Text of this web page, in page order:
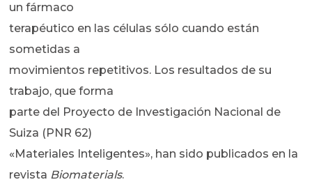
un fármaco
terapéutico en las células sólo cuando están
sometidas a
movimientos repetitivos. Los resultados de su
trabajo, que forma
parte del Proyecto de Investigación Nacional de
Suiza (PNR 62)
«Materiales Inteligentes», han sido publicados en la
revista Biomaterials.